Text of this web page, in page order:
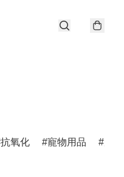
抗氧化 寵物用品